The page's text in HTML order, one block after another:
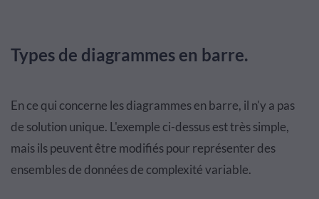
Types de diagrammes en barre.
En ce qui concerne les diagrammes en barre, il n'y a pas
de solution unique. L'exemple ci-dessus est très simple,
mais ils peuvent être modifiés pour représenter des
ensembles de données de complexité variable.